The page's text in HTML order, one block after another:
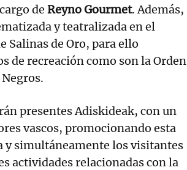
de Reyno Gourmet. Además,
y teatralizada en el
Salinas de Oro, para ello
de recreación como son la Orden
presentes Adiskideak, con un
vascos, promocionando esta
y simultáneamente los visitantes
actividades relacionadas con la